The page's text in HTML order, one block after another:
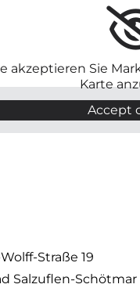
akzeptieren Sie
Karte
Accept
Straße 19
Salzuflen-Schötmar